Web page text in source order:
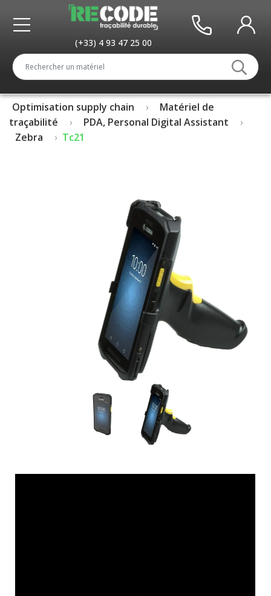
(+33) 4 93 47 25 00
Optimisation supply chain
Matériel de
traçabilité
PDA, Personal Digital Assistant
Zebra
Tc21